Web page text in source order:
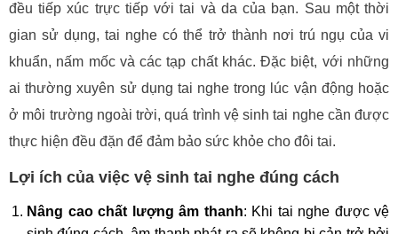
đều tiếp xúc trực tiếp với tai và da của bạn. Sau một thời
gian sử dụng, tai nghe có thể trở thành nơi trú ngụ của vi
khuẩn, nấm mốc và các tạp chất khác. Đặc biệt, với những
ai thường xuyên sử dụng tai nghe trong lúc vận động hoặc
ở môi trường ngoài trời, quá trình vệ sinh tai nghe cần được
thực hiện đều đặn để đảm bảo sức khỏe cho đôi tai.
Lợi ích của việc vệ sinh tai nghe đúng cách
Nâng cao chất lượng âm thanh: Khi tai nghe được vệ